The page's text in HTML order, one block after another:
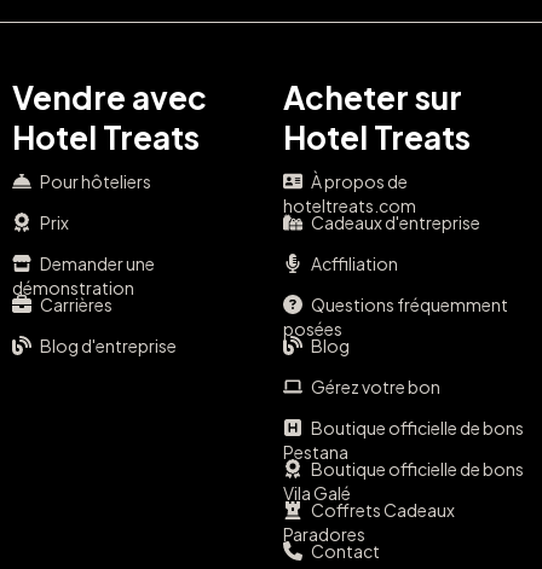
Vendre avec
Hotel Treats
Pour hôteliers
Prix
Demander une
démonstration
Carrières
Blog d'entreprise
Acheter sur
Hotel Treats
À propos de
hoteltreats.com
Cadeaux d'entreprise
Acffiliation
Questions fréquemment
posées
Blog
Gérez votre bon
Boutique officielle de bons
Pestana
Boutique officielle de bons
Vila Galé
Coffrets Cadeaux
Paradores
Contact